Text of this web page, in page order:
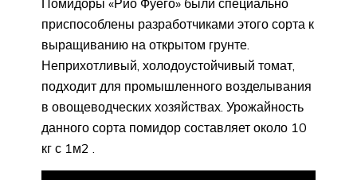
Помидоры «Рио Фуего» были специально
приспособлены разработчиками этого сорта к
выращиванию на открытом грунте.
Неприхотливый, холодоустойчивый томат,
подходит для промышленного возделывания
в овощеводческих хозяйствах. Урожайность
данного сорта помидор составляет около 10
кг с 1м2 .